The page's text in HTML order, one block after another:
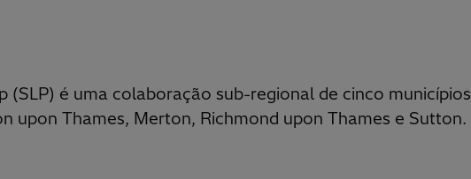
(SLP) é uma colaboração sub-regional de cinco municípios
upon Thames, Merton, Richmond upon Thames e Sutton.